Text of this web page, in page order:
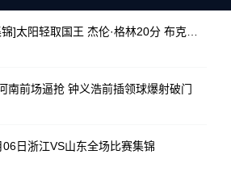
南前场逼抢 钟义浩前插领球爆射破门
日浙江VS山东全场比赛集锦